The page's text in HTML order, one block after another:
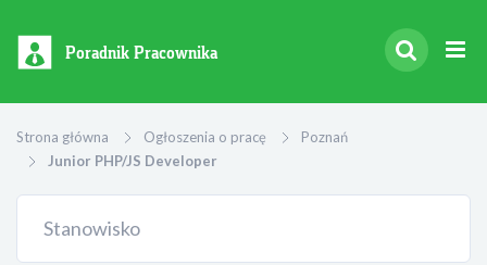
Poradnik Pracownika
Strona główna Ogłoszenia o pracę
Poznań
Junior PHP/JS Developer